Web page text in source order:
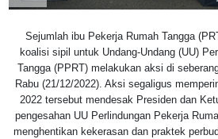
Sejumlah ibu Pekerja Rumah Tangga
koalisi sipil untuk Undang-Undang (UU)
Tangga (PPRT) melakukan aksi di
Rabu (21/12/2022). Aksi segaligus
2022 tersebut mendesak Presiden dan
pengesahan UU Perlindungan Pekerja
menghentikan kekerasan dan praktek